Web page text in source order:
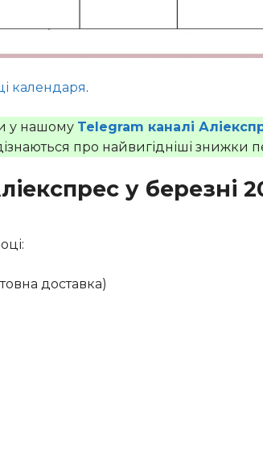
календаря.
у нашому Telegram каналі
про найвигідніші знижки
у березні
доставка)